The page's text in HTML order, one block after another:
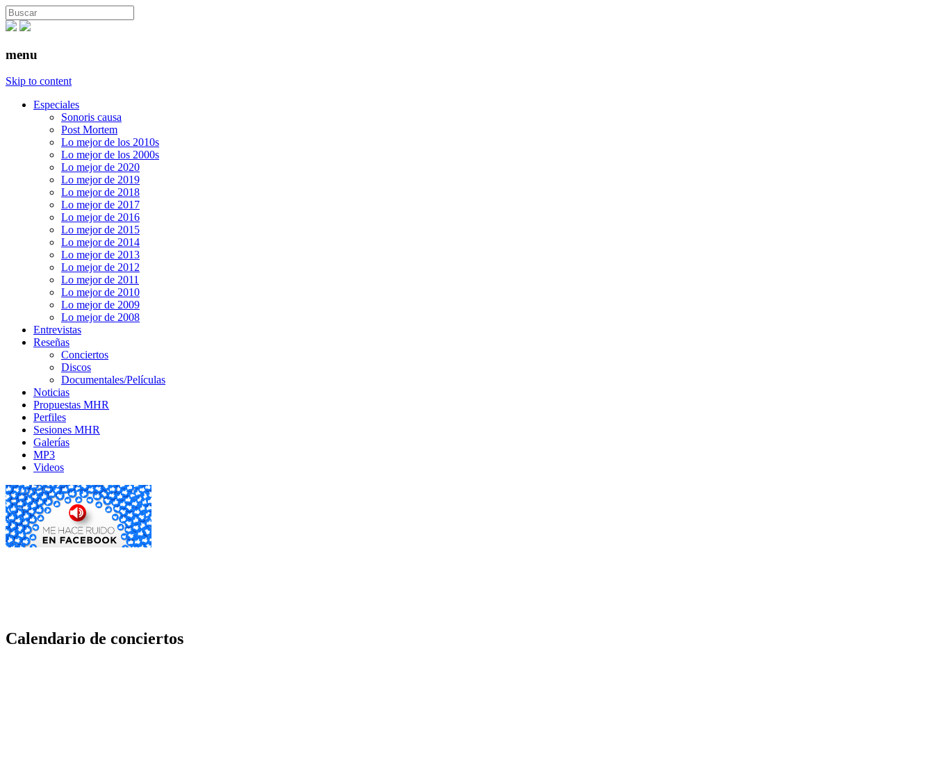
menu
Skip to content
Especiales
Sonoris causa
Post Mortem
Lo mejor de los 2010s
Lo mejor de los 2000s
Lo mejor de 2020
Lo mejor de 2019
Lo mejor de 2018
Lo mejor de 2017
Lo mejor de 2016
Lo mejor de 2015
Lo mejor de 2014
Lo mejor de 2013
Lo mejor de 2012
Lo mejor de 2011
Lo mejor de 2010
Lo mejor de 2009
Lo mejor de 2008
Entrevistas
Reseñas
Conciertos
Discos
Documentales/Películas
Noticias
Propuestas MHR
Perfiles
Sesiones MHR
Galerías
MP3
Videos
Calendario de conciertos